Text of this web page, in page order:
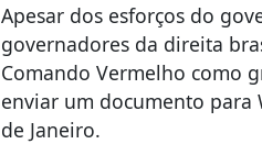
Apesar dos esforços do
governadores da direita
Comando Vermelho como
enviar um documento para
de Janeiro.